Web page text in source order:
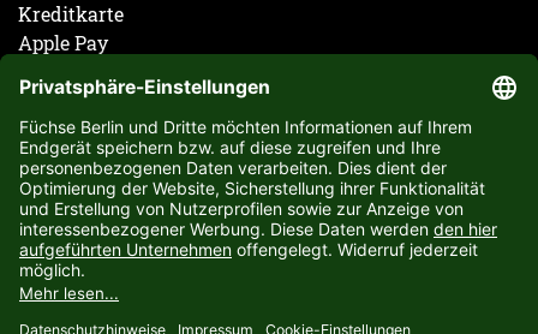
Kreditkarte
Apple Pay
ABONNIERE JETZT DEN KOSTENLOSEN FÜCHSE
BERLIN NEWSLETTER UND VERPASSE KEINE
NEUIGKEIT ODER AKTION MEHR.
JETZT ANMELDEN